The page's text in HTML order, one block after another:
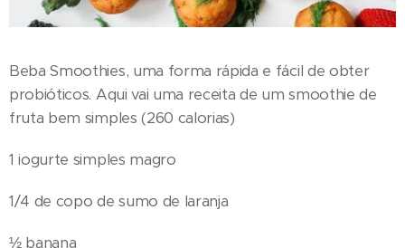
Beba Smoothies, uma forma rápida e fácil de obter
probióticos. Aqui vai uma receita de um smoothie de
fruta bem simples (260 calorias)
1 iogurte simples magro
1/4 de copo de sumo de laranja
½ banana